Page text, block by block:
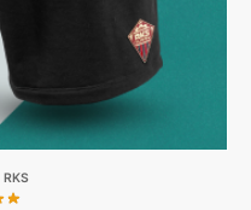
RKS